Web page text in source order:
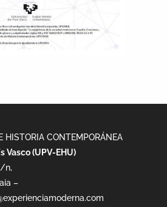
HISTORIA CONTEMPORÁNEA
Vasco (UPV-EHU)
n,
–